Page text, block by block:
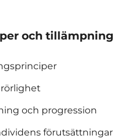
och tillämpning
och progression
förutsättningar